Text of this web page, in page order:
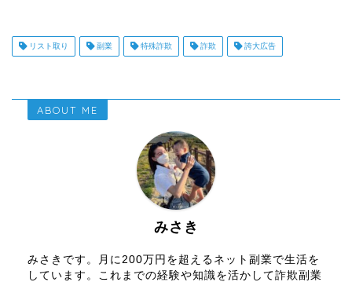
リスト取り 副業 特殊詐欺 詐欺 誇大広告
ABOUT ME
みさき
みさきです。月に200万円を超えるネット副業で生活を
しています。これまでの経験や知識を活かして詐欺副業